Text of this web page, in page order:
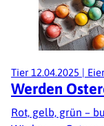
Tier 12.04.2025 |
Werden
Rot, gelb, grün –